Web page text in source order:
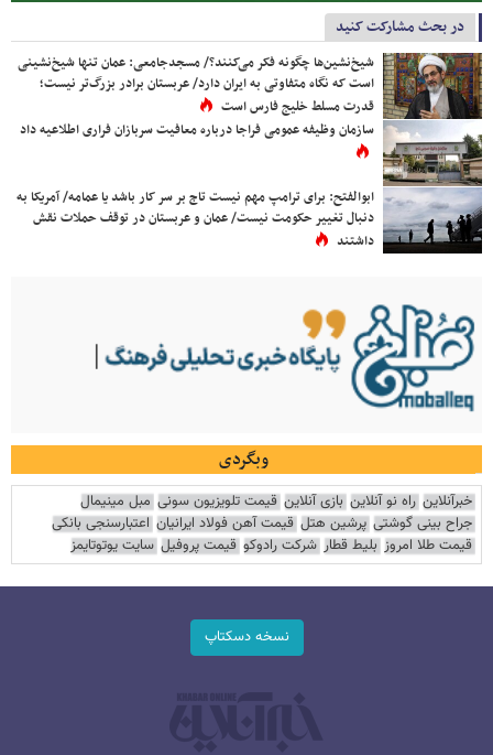
در بحث مشارکت کنید
شیخ‌نشین‌ها چگونه فکر می‌کنند؟/ مسجدجامعی: عمان تنها شیخ‌نشینی
است که نگاه متفاوتی به ایران دارد/ عربستان برادر بزرگ‌تر نیست؛
قدرت مسلط خلیج فارس است
سازمان وظیفه عمومی فراجا درباره معافیت سربازان فراری اطلاعیه داد
ابوالفتح: برای ترامپ مهم نیست تاج بر سر کار باشد یا عمامه/ آمریکا به
دنبال تغییر حکومت نیست/ عمان و عربستان در توقف حملات نقش
داشتند
وبگردی
خبرآنلاین راه نو آنلاین بازی آنلاین قیمت تلویزیون سونی مبل مینیمال
جراح بینی گوشتی پرشین هتل قیمت آهن فولاد ایرانیان اعتبارسنجی بانکی
قیمت طلا امروز بلیط قطار شرکت رادوکو قیمت پروفیل سایت یوتوتایمز
نسخه دسکتاپ